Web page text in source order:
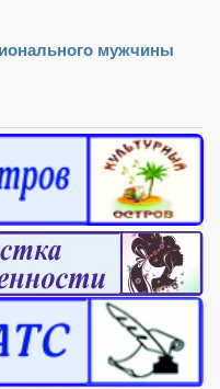
мужчины